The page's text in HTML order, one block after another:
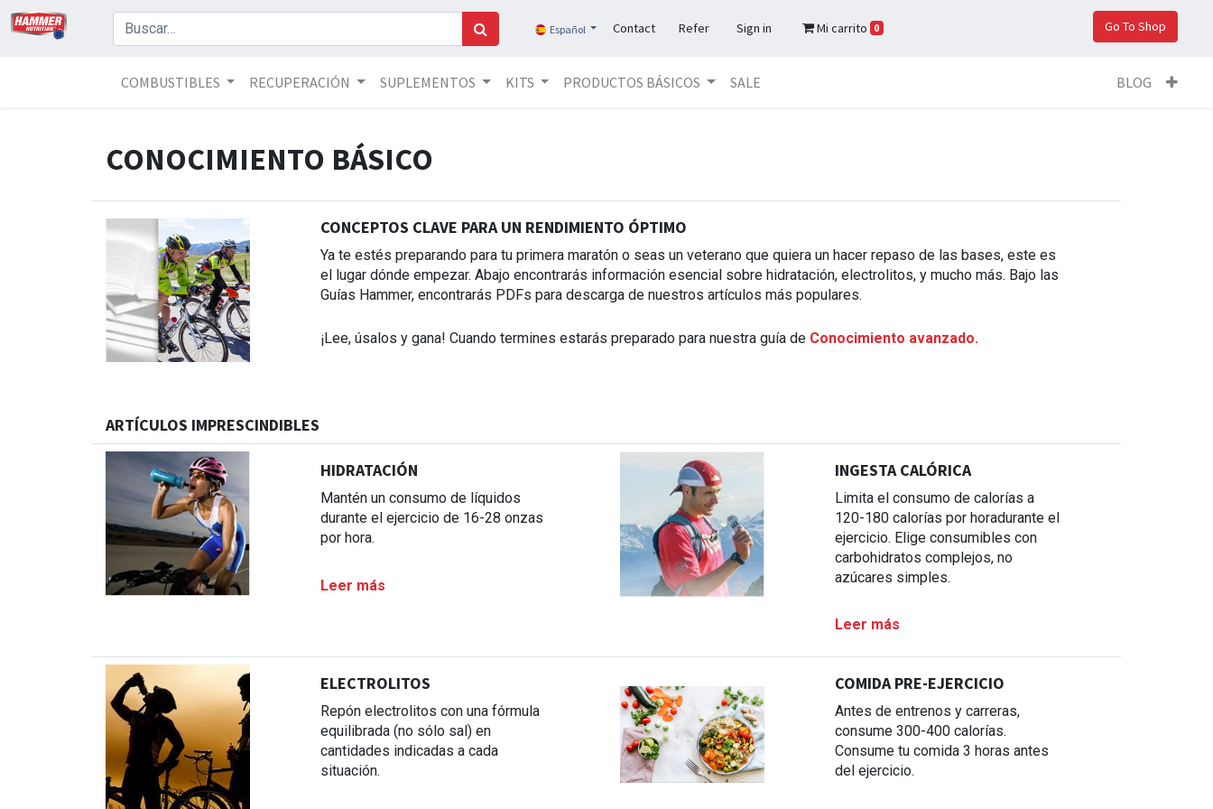
Español Contact Refer Sign in Mi carrito 0 Go To Shop
COMBUSTIBLES RECUPERACIÓN SUPLEMENTOS KITS PRODUCTOS BÁSICOS SALE BLOG
CONOCIMIENTO BÁSICO
CONCEPTOS CLAVE PARA UN RENDIMIENTO ÓPTIMO
Ya te estés preparando para tu primera maratón o seas un veterano que quiera un hacer repaso de las bases, este es
el lugar dónde empezar. Abajo encontrarás información esencial sobre hidratación, electrolitos, y mucho más. Bajo las
Guías Hammer, encontrarás PDFs para descarga de nuestros artículos más populares.
¡Lee, úsalos y gana! Cuando termines estarás preparado para nuestra guía de Conocimiento avanzado.
ARTÍCULOS IMPRESCINDIBLES
HIDRATACIÓN
Mantén un consumo de líquidos
durante el ejercicio de 16-28 onzas
por hora.
Leer más
INGESTA CALÓRICA
Limita el consumo de calorías a
120-180 calorías por horadurante el
ejercicio. Elige consumibles con
carbohidratos complejos, no
azúcares simples.
Leer más
ELECTROLITOS
Repón electrolitos con una fórmula
equilibrada (no sólo sal) en
cantidades indicadas a cada
situación.
COMIDA PRE-EJERCICIO
Antes de entrenos y carreras,
consume 300-400 calorías.
Consume tu comida 3 horas antes
del ejercicio.